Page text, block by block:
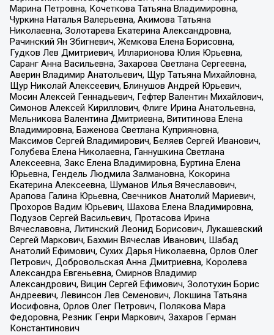
Марина Петровна, Кочеткова Татьяна Владимировна,
Чуркина Наталья Валерьевна, Акимова Татьяна
Николаевна, Золотарева Екатерина Александровна,
Рачинский Ян Збигневич, Жемкова Елена Борисовна,
Гудков Лев Дмитриевич, Илларионова Юлия Юрьевна,
Саранг Анна Васильевна, Захарова Светлана Сергеевна,
Аверин Владимир Анатольевич, Щур Татьяна Михайловна,
Щур Николай Алексеевич, Блинушов Андрей Юрьевич,
Мосин Алексей Геннадьевич, Гефтер Валентин Михайлович,
Симонов Алексей Кириллович, Флиге Ирина Анатольевна,
Мельникова Валентина Дмитриевна, Вититинова Елена
Владимировна, Баженова Светлана Куприяновна,
Максимов Сергей Владимирович, Беляев Сергей Иванович,
Голубева Елена Николаевна, Ганнушкина Светлана
Алексеевна, Закс Елена Владимировна, Буртина Елена
Юрьевна, Гендель Людмила Залмановна, Кокорина
Екатерина Алексеевна, Шуманов Илья Вячеславович,
Арапова Галина Юрьевна, Свечников Анатолий Мариевич,
Прохоров Вадим Юрьевич, Шахова Елена Владимировна,
Подузов Сергей Васильевич, Протасова Ирина
Вячеславовна, Литинский Леонид Борисович, Лукашевский
Сергей Маркович, Бахмин Вячеслав Иванович, Шабад
Анатолий Ефимович, Сухих Дарья Николаевна, Орлов Олег
Петрович, Добровольская Анна Дмитриевна, Королева
Александра Евгеньевна, Смирнов Владимир
Александрович, Вицин Сергей Ефимович, Золотухин Борис
Андреевич, Левинсон Лев Семенович, Локшина Татьяна
Иосифовна, Орлов Олег Петрович, Полякова Мара
Федоровна, Резник Генри Маркович, Захаров Герман
Константинович